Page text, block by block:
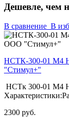
Дешевле, чем
В сравнение В
НСТК-300-01 М4
"Стимул+"
НСТк 300-01 М4
2300 руб.